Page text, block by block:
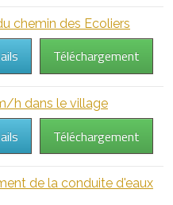
chemin des Ecoliers
Téléchargement
h dans le village
Téléchargement
de la conduite d'eaux